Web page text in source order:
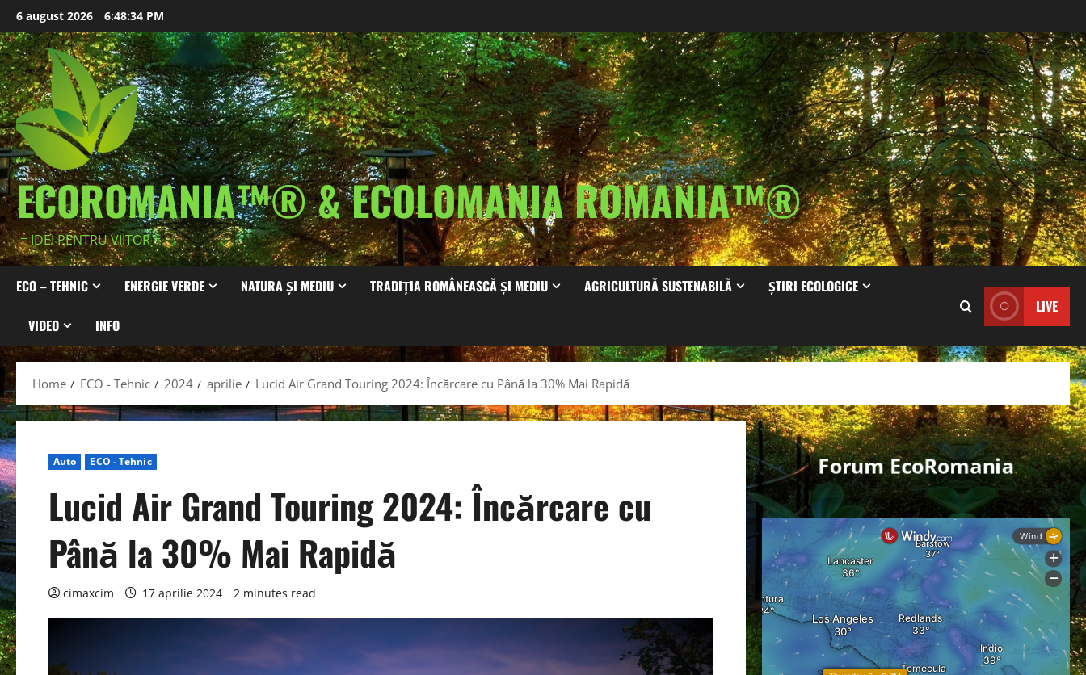
Skip
to
content
6 august 2026 6:48:36 PM
ECOROMANIA™® & ECOLOMANIA ROMANIA™®
-= IDEI PENTRU VIITOR =-
ECO – TEHNIC ENERGIE VERDE NATURA ȘI MEDIU TRADIȚIA ROMÂNEASCĂ ȘI MEDIU AGRICULTURĂ SUSTENABILĂ ȘTIRI ECOLOGICE
VIDEO INFO
LIVE
Home ECO - Tehnic 2024 aprilie Lucid Air Grand Touring 2024: Încărcare cu Până la 30% Mai Rapidă
Auto ECO - Tehnic
Lucid Air Grand Touring 2024: Încărcare cu
Până la 30% Mai Rapidă
cimaxcim 17 aprilie 2024 2 minutes read
Forum EcoRomania